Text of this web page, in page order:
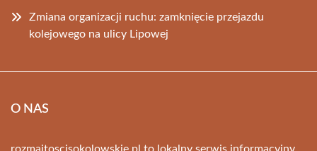
Zmiana organizacji ruchu: zamknięcie przejazdu
kolejowego na ulicy Lipowej
O NAS